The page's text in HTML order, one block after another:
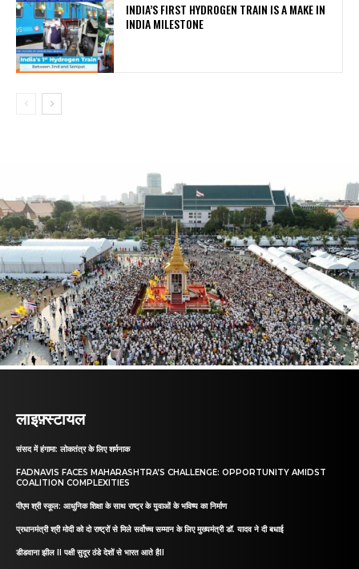
INDIA’S FIRST HYDROGEN TRAIN IS A MAKE IN
INDIA MILESTONE
लाइफ़्स्टायल
संसद में हंगामा: लोकतंत्र के लिए शर्मनाक
FADNAVIS FACES MAHARASHTRA’S CHALLENGE: OPPORTUNITY AMIDST
COALITION COMPLEXITIES
पीएम श्री स्कूल: आधुनिक शिक्षा के साथ राष्ट्र के युवाओं के भविष्य का निर्माण
प्रधानमंत्री श्री मोदी को दो राष्ट्रों से मिले सर्वोच्च सम्मान के लिए मुख्यमंत्री डॉ. यादव ने दी बधाई
डीडवाना झील II पक्षी सुदूर ठंडे देशों से भारत आते हैII